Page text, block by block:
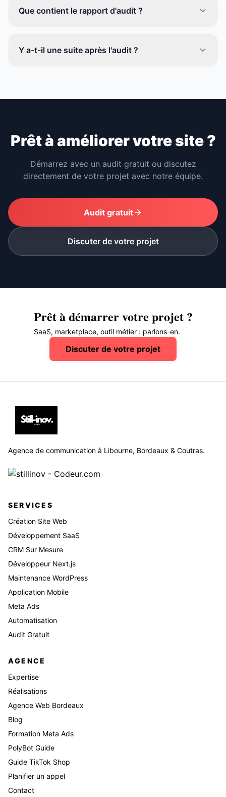
Que contient le rapport d'audit ?
Y a-t-il une suite après l'audit ?
Prêt à améliorer votre site ?
Démarrez avec un audit gratuit ou discutez
directement de votre projet avec notre équipe.
Audit gratuit
Discuter de votre projet
Prêt à démarrer votre projet ?
SaaS, marketplace, outil métier : parlons-en.
Discuter de votre projet
Agence de communication à Libourne, Bordeaux & Coutras.
SERVICES
Création Site Web
Développement SaaS
CRM Sur Mesure
Développeur Next.js
Maintenance WordPress
Application Mobile
Meta Ads
Automatisation
Audit Gratuit
AGENCE
Expertise
Réalisations
Agence Web Bordeaux
Blog
Formation Meta Ads
PolyBot Guide
Guide TikTok Shop
Planifier un appel
Contact